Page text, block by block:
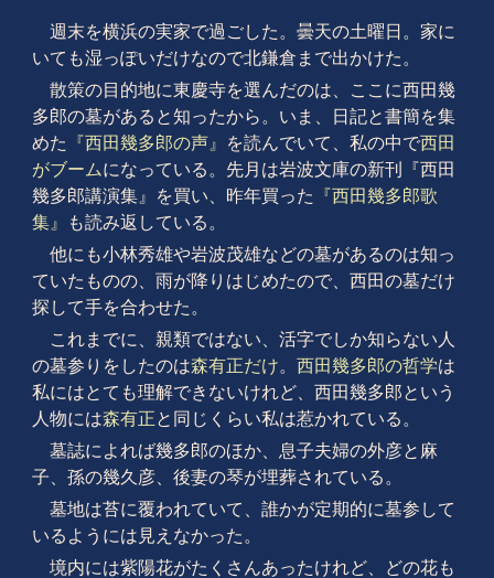
週末を横浜の実家で過ごした。曇天の土曜日。家に
いても湿っぽいだけなので北鎌倉まで出かけた。
散策の目的地に東慶寺を選んだのは、ここに西田幾
多郎の墓があると知ったから。いま、日記と書簡を集
めた
『西田幾多郎の声』 を読んでいて、私の中で西田
がブームになっている。先月は岩波文庫の新刊『西田
幾多郎講演集』を買い、昨年買った
『西田幾多郎歌
集』
も読み返している。
他にも小林秀雄や岩波茂雄などの墓があるのは知っ
ていたものの、雨が降りはじめたので、西田の墓だけ
探して手を合わせた。
これまでに、親類ではない、活字でしか知らない人
の墓参りをしたのは森有正だけ。 西田幾多郎の哲学は
私にはとても理解できないけれど、西田幾多郎という
人物には森有正と同じくらい私は惹かれている。
墓誌によれば幾多郎のほか、息子夫婦の外彦と麻
子、孫の幾久彦、後妻の琴が埋葬されている。
墓地は苔に覆われていて、誰かが定期的に墓参して
いるようには見えなかった。
境内には紫陽花がたくさんあったけれど、どの花も